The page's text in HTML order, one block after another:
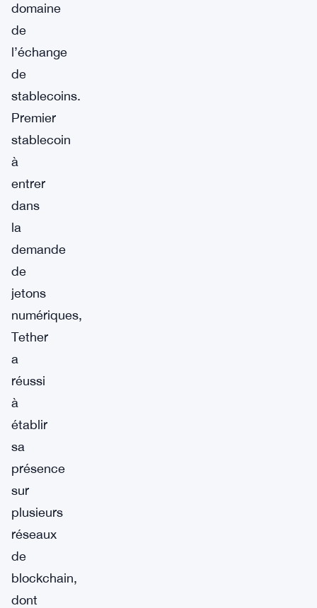
domaine
de
l’échange
de
stablecoins.
Premier
stablecoin
à
entrer
dans
la
demande
de
jetons
numériques,
Tether
a
réussi
à
établir
sa
présence
sur
plusieurs
réseaux
de
blockchain,
dont